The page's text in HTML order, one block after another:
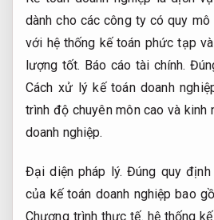
dành cho các công ty có quy
với hệ thống kế toán phức tạp
lượng tốt. Báo cáo tài chính.
Cách xử lý kế toán doanh
trình độ chuyên môn cao và kinh
doanh nghiệp.
Đại diện pháp lý. Đúng quy định
của kế toán doanh nghiệp bao
Chương trình thực tế. hệ thống